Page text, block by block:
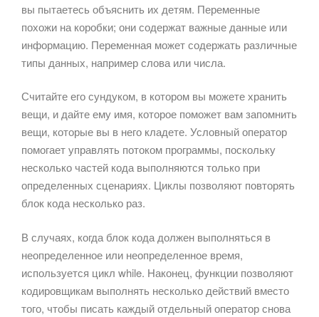
вы пытаетесь объяснить их детям. Переменные
похожи на коробки; они содержат важные данные или
информацию. Переменная может содержать различные
типы данных, например слова или числа.
Считайте его сундуком, в котором вы можете хранить
вещи, и дайте ему имя, которое поможет вам запомнить
вещи, которые вы в него кладете. Условный оператор
помогает управлять потоком программы, поскольку
несколько частей кода выполняются только при
определенных сценариях. Циклы позволяют повторять
блок кода несколько раз.
В случаях, когда блок кода должен выполняться в
неопределенное или неопределенное время,
используется цикл while. Наконец, функции позволяют
кодировщикам выполнять несколько действий вместо
того, чтобы писать каждый отдельный оператор снова